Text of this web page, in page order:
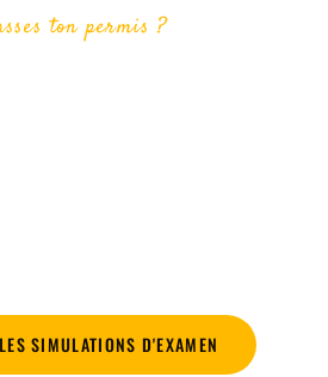
ton permis ?
SIMULATIONS D'EXAMEN